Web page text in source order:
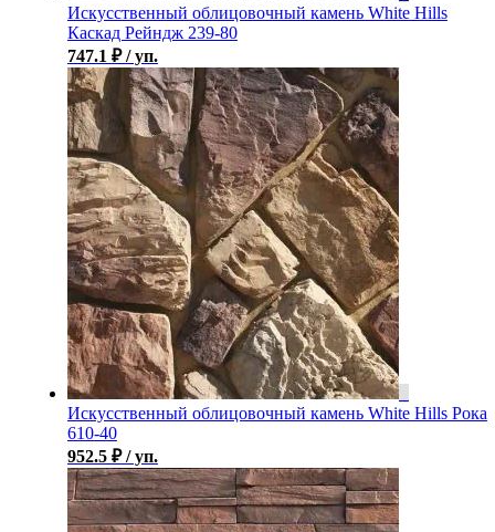
Искусственный облицовочный камень White Hills
Каскад Рейндж 239-80
747.1 ₽ / уп.
Искусственный облицовочный камень White Hills Рока
610-40
952.5 ₽ / уп.